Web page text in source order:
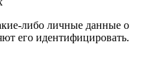
либо личные данные о
его идентифицировать.